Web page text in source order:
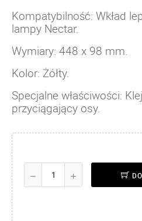
Kompatybilność: Wkład
lampy Nectar.
Wymiary: 448 x 98 mm.
Kolor: Żółty.
Specjalne właściwości:
przyciągający osy.